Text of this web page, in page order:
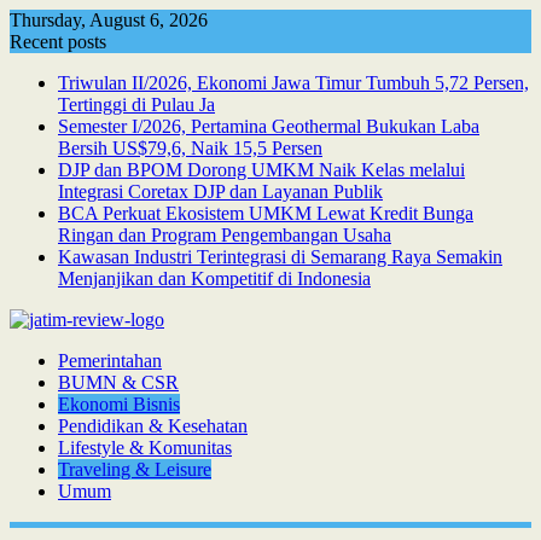
Skip
to
Thursday, August 6, 2026
Recent posts
Triwulan II/2026, Ekonomi Jawa Timur Tumbuh 5,72 Persen,
Tertinggi di Pulau Ja
Semester I/2026, Pertamina Geothermal Bukukan Laba
Bersih US$79,6, Naik 15,5 Persen
DJP dan BPOM Dorong UMKM Naik Kelas melalui
Integrasi Coretax DJP dan Layanan Publik
BCA Perkuat Ekosistem UMKM Lewat Kredit Bunga
Ringan dan Program Pengembangan Usaha
Kawasan Industri Terintegrasi di Semarang Raya Semakin
Menjanjikan dan Kompetitif di Indonesia
Pemerintahan
BUMN & CSR
Ekonomi Bisnis
Pendidikan & Kesehatan
Lifestyle & Komunitas
Traveling & Leisure
Umum